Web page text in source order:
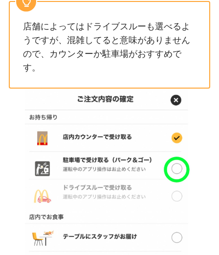
店舗によってはドライブスルーも選べるよ
うですが、混雑してると意味がありません
ので、カウンターか駐車場がおすすめで
す。